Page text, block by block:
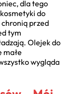
dla tego
do
chronią przed
tym
Olejek do
małe
wygląda